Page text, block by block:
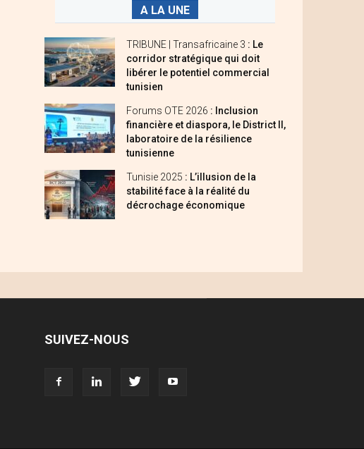
A LA UNE
TRIBUNE | Transafricaine 3 : Le
corridor stratégique qui doit
libérer le potentiel commercial
tunisien
Forums OTE 2026 : Inclusion
financière et diaspora, le District II,
laboratoire de la résilience
tunisienne
Tunisie 2025 : L’illusion de la
stabilité face à la réalité du
décrochage économique
SUIVEZ-NOUS